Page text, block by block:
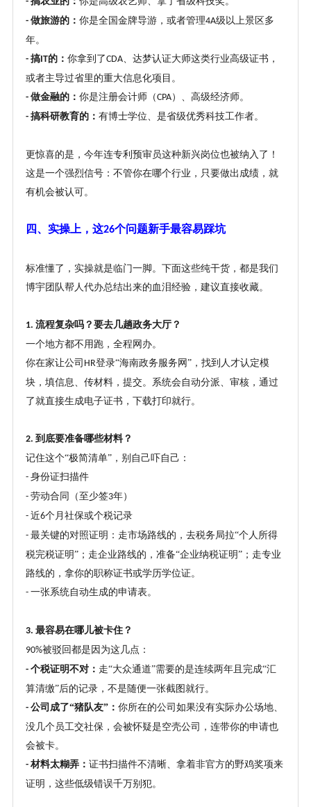
- 做旅游的： 你是全国金牌导游，或者管理4A级以上景区多
年。
- 搞IT的： 你拿到了CDA、达梦认证大师这类行业高级证书，
或者主导过省里的重大信息化项目。
- 做金融的： 你是注册会计师（CPA）、高级经济师。
- 搞科研教育的： 有博士学位、是省级优秀科技工作者。
更惊喜的是，今年连专利预审员这种新兴岗位也被纳入了！
这是一个强烈信号：不管你在哪个行业，只要做出成绩，就
有机会被认可。
四、实操上，这26个问题新手最容易踩坑
标准懂了，实操就是临门一脚。下面这些纯干货，都是我们
博宇团队帮人代办总结出来的血泪经验，建议直接收藏。
1. 流程复杂吗？要去几趟政务大厅？
一个地方都不用跑，全程网办。
你在家让公司 HR登录“海南政务服务网”，找到人才认定模
块，填信息、传材料，提交。系统会自动分派、审核，通过
了就直接生成电子证书，下载打印就行。
2. 到底要准备哪些材料？
记住这个“极简清单”，别自己吓自己：
- 身份证扫描件
- 劳动合同（至少签3年）
- 近6个月社保或个税记录
- 最关键的对照证明：走市场路线的，去税务局拉“个人所得
税完税证明”；走企业路线的，准备“企业纳税证明”；走专业
路线的，拿你的职称证书或学历学位证。
- 一张系统自动生成的申请表。
3. 最容易在哪儿被卡住？
90%被驳回都是因为这几点：
- 个税证明不对： 走“大众通道”需要的是连续两年且完成“汇
算清缴”后的记录，不是随便一张截图就行。
- 公司成了“猪队友”： 你所在的公司如果没有实际办公场地、
没几个员工交社保，会被怀疑是空壳公司，连带你的申请也
会被卡。
- 材料太糊弄： 证书扫描件不清晰、拿着非官方的野鸡奖项来
证明，这些低级错误千万别犯。